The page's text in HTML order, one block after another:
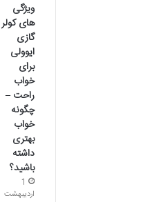
ویژگی
های کولر
گازی
ایوولی
برای
خواب
راحت –
چگونه
خواب
بهتری
داشته
باشید؟
1
اردیبهشت